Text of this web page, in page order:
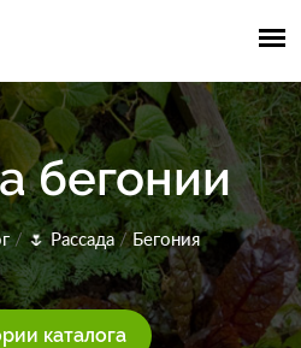
бегонии
/🌷Рассада/ Бегония
каталога